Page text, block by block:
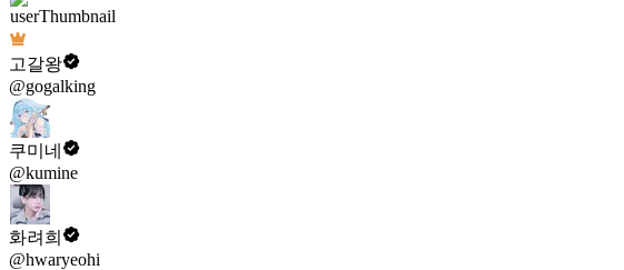
고갈왕
@gogalking
쿠미네
@kumine
화려희
@hwaryeohi